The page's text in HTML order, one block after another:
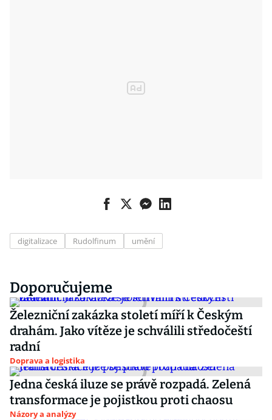
digitalizace Rudolfinum umění
Doporučujeme
Železniční zakázka století míří k Českým
drahám. Jako vítěze je schválili středočeští
radní
Doprava a logistika
Jedna česká iluze se právě rozpadá. Zelená
transformace je pojistkou proti chaosu
Názory a analýzy